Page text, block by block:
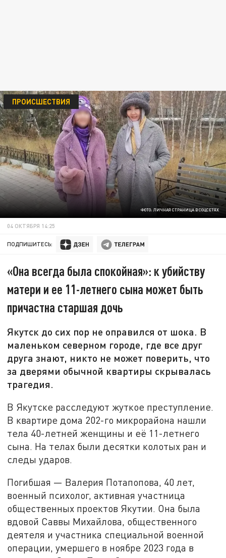
ФОТО: ЛИЧНАЯ СТРАНИЦА В СОЦСЕТЯХ
ПРОИСШЕСТВИЯ
04 ОКТЯБРЯ 14:25
ПОДПИШИТЕСЬ:
«Она всегда была спокойная»: к убийству
матери и ее 11-летнего сына может быть
причастна старшая дочь
Якутск до сих пор не оправился от шока. В
маленьком северном городе, где все друг
друга знают, никто не может поверить, что
за дверями обычной квартиры скрывалась
трагедия.
В Якутске расследуют жуткое преступление.
В квартире дома 202-го микрорайона нашли
тела 40-летней женщины и её 11-летнего
сына. На телах были десятки колотых ран и
следы ударов.
Погибшая — Валерия Потапопова, 40 лет,
военный психолог, активная участница
общественных проектов Якутии. Она была
вдовой Саввы Михайлова, общественного
деятеля и участника специальной военной
операции, умершего в ноябре 2023 года в